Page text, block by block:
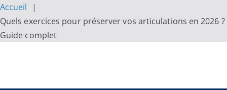
Accueil
Quels exercices pour préserver vos articulations en 2026 ?
Guide complet